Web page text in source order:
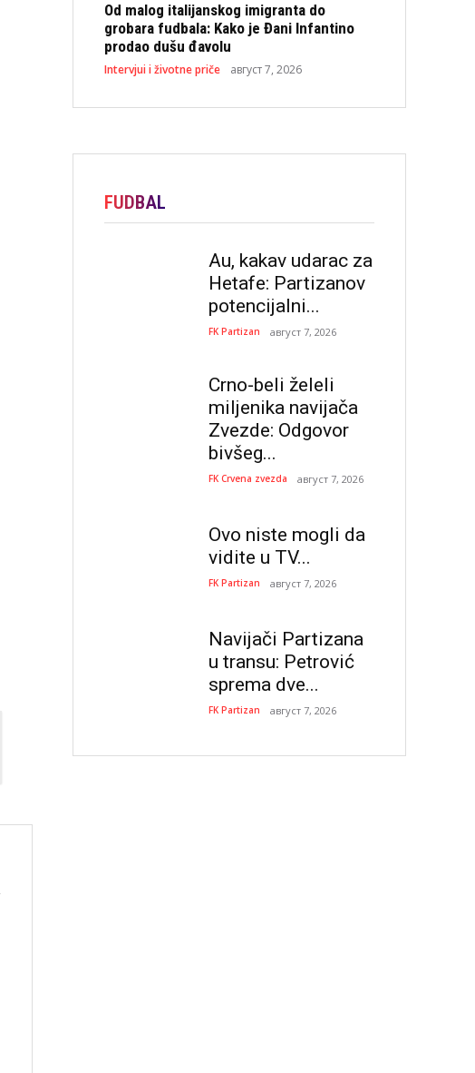
Od malog italijanskog imigranta do
grobara fudbala: Kako je Đani Infantino
prodao dušu đavolu
Intervjui i životne priče август 7, 2026
FUDBAL
Au, kakav udarac za
Hetafe: Partizanov
potencijalni...
FK Partizan август 7, 2026
Crno-beli želeli
miljenika navijača
Zvezde: Odgovor
bivšeg...
FK Crvena zvezda август 7, 2026
Ovo niste mogli da
vidite u TV...
FK Partizan август 7, 2026
Navijači Partizana
u transu: Petrović
sprema dve...
FK Partizan август 7, 2026